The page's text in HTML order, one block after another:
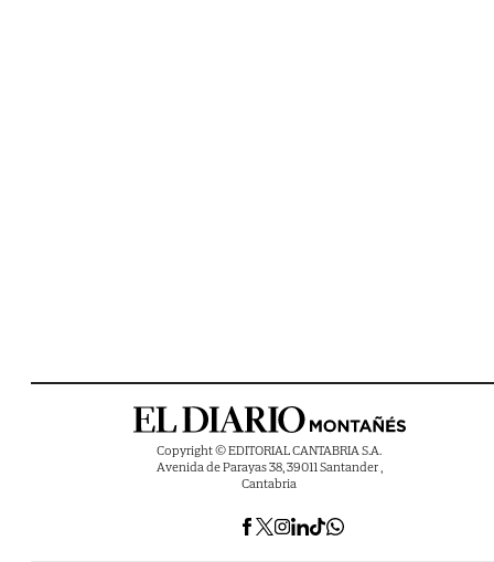
Copyright © EDITORIAL CANTABRIA S.A.
Avenida de Parayas 38, 39011 Santander ,
Cantabria